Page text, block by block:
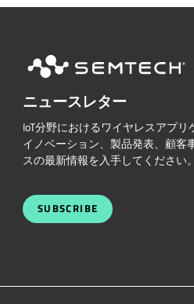
ニュースレター
IoT分野におけるワイヤレスアプリ
イノベーション、製品発表、顧客
スの最新情報を入手してください。
SUBSCRIBE